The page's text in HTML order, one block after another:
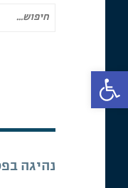
פתח סרגל נגישות
נהיגה